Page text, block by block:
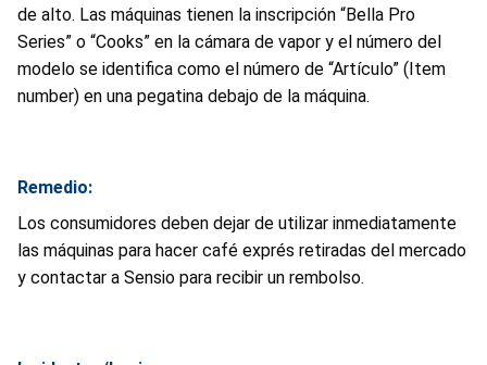
de alto. Las máquinas tienen la inscripción “Bella Pro
Series” o “Cooks” en la cámara de vapor y el número del
modelo se identifica como el número de “Artículo” (Item
number) en una pegatina debajo de la máquina.
Remedio:
Los consumidores deben dejar de utilizar inmediatamente
las máquinas para hacer café exprés retiradas del mercado
y contactar a Sensio para recibir un rembolso.